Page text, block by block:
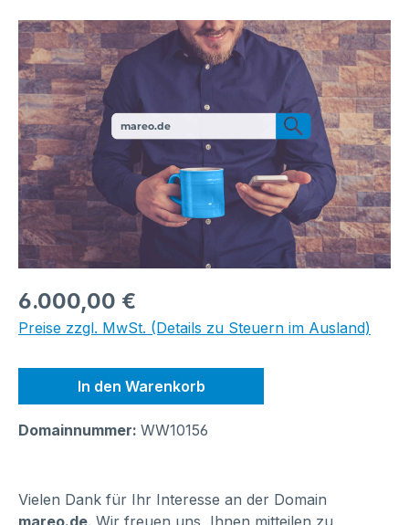
mareo.de
Regulärer Preis:
6.000,00 €
Preise zzgl. MwSt. (Details zu Steuern im Ausland)
In den Warenkorb
Domainnummer: WW10156
Vielen Dank für Ihr Interesse an der Domain